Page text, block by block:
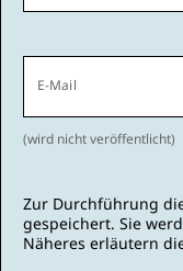
E-Mail
(wird nicht veröffentlicht)
Zur Durchführung
gespeichert. Sie
Näheres erläutern